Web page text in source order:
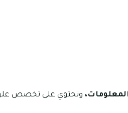
وتحتوي على تخصص